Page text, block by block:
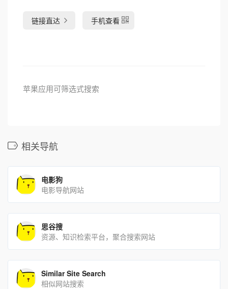
链接直达 手机查看
苹果应用可筛选式搜索
相关导航
电影狗
电影导航网站
思谷搜
资源、知识检索平台，聚合搜索网站
Similar Site Search
相似网站搜索